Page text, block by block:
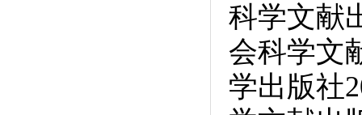
科学文献
会科学文
学出版社